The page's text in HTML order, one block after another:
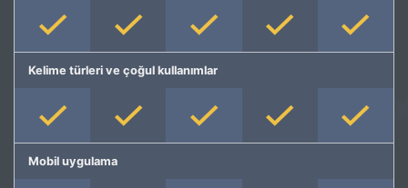
Kelime türleri ve çoğul kullanımlar
Mobil uygulama